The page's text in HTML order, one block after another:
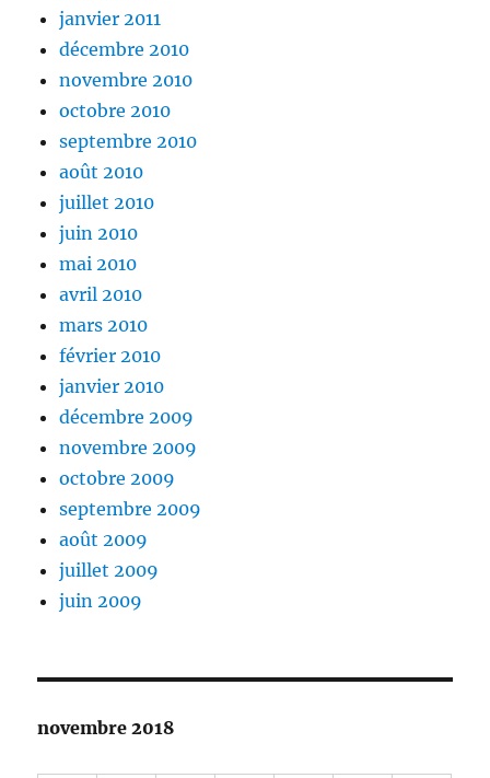
janvier 2011
décembre 2010
novembre 2010
octobre 2010
septembre 2010
août 2010
juillet 2010
juin 2010
mai 2010
avril 2010
mars 2010
février 2010
janvier 2010
décembre 2009
novembre 2009
octobre 2009
septembre 2009
août 2009
juillet 2009
juin 2009
novembre 2018